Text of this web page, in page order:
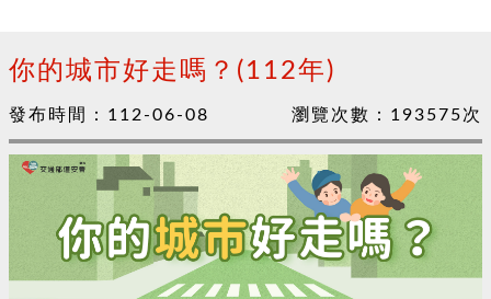
你的城市好走嗎？(112年)
發布時間： 112-06-08 瀏覽次數： 193575次